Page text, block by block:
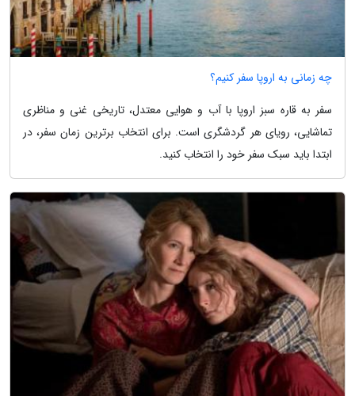
چه زمانی به اروپا سفر کنیم؟
سفر به قاره سبز اروپا با آب و هوایی معتدل، تاریخی غنی و مناظری
تماشایی، رویای هر گردشگری است. برای انتخاب برترین زمان سفر، در
ابتدا باید سبک سفر خود را انتخاب کنید.